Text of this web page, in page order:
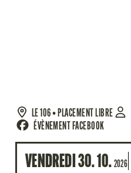
LE 106• PLACEMENT LIBRE
ÉVÈNEMENT FACEBOOK
VENDREDI30 10 2026